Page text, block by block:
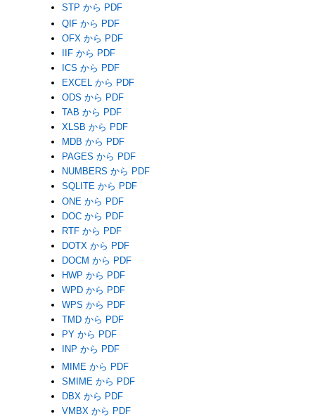
STP から PDF
QIF から PDF
OFX から PDF
IIF から PDF
ICS から PDF
EXCEL から PDF
ODS から PDF
TAB から PDF
XLSB から PDF
MDB から PDF
PAGES から PDF
NUMBERS から PDF
SQLITE から PDF
ONE から PDF
DOC から PDF
RTF から PDF
DOTX から PDF
DOCM から PDF
HWP から PDF
WPD から PDF
WPS から PDF
TMD から PDF
PY から PDF
INP から PDF
MIME から PDF
SMIME から PDF
DBX から PDF
VMBX から PDF